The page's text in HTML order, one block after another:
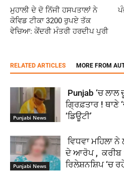
ਮੁਹਾਲੀ ਦੇ ਦੋ ਨਿੱਜੀ ਹਸਪਤਾਲਾਂ ਨੇ
ਕੋਵਿਡ ਟੀਕਾ 3200 ਰੁਪਏ ਤੱਕ
ਵੇਚਿਆ: ਕੇਂਦਰੀ ਮੰਤਰੀ ਹਰਦੀਪ ਪੁਰੀ
RELATED ARTICLES MORE FROM
Punjabi News
Punjab ‘ਚ ਲਾਲ
ਗ੍ਰਿਫ਼ਤਾਰ ! ਥਾਣੇ
‘ਡਿਊਟੀ’
Punjabi News
ਵਿਧਵਾ ਮਹਿਲਾ
ਦੇ ਆਰੋਪ , ਕਰੀਬ
ਰਿਲੇਸ਼ਨਸ਼ਿਪ ‘ਚ